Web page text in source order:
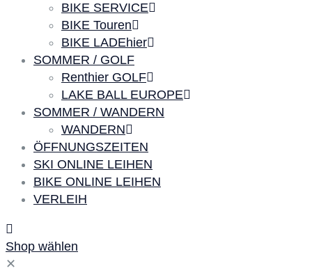
BIKE SERVICE
BIKE Touren
BIKE LADEhier
SOMMER / GOLF
Renthier GOLF
LAKE BALL EUROPE
SOMMER / WANDERN
WANDERN
ÖFFNUNGSZEITEN
SKI ONLINE LEIHEN
BIKE ONLINE LEIHEN
VERLEIH
Shop wählen
✕